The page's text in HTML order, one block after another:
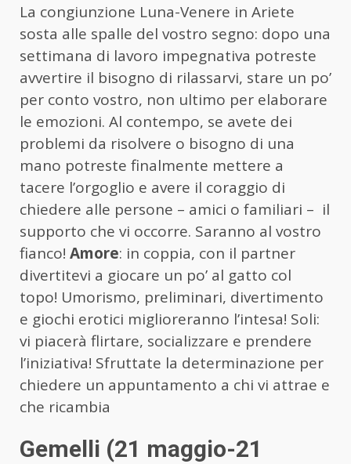
La congiunzione Luna-Venere in Ariete
sosta alle spalle del vostro segno: dopo una
settimana di lavoro impegnativa potreste
avvertire il bisogno di rilassarvi, stare un po’
per conto vostro, non ultimo per elaborare
le emozioni. Al contempo, se avete dei
problemi da risolvere o bisogno di una
mano potreste finalmente mettere a
tacere l’orgoglio e avere il coraggio di
chiedere alle persone – amici o familiari – il
supporto che vi occorre. Saranno al vostro
fianco! Amore: in coppia, con il partner
divertitevi a giocare un po’ al gatto col
topo! Umorismo, preliminari, divertimento
e giochi erotici miglioreranno l’intesa! Soli:
vi piacerà flirtare, socializzare e prendere
l’iniziativa! Sfruttate la determinazione per
chiedere un appuntamento a chi vi attrae e
che ricambia
Gemelli (21 maggio-21